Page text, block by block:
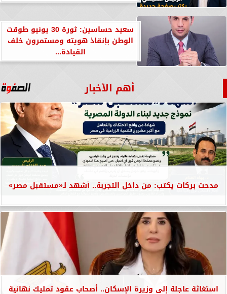
سعيد حساسين: ثورة 30 يونيو طوقت
الوطن بإنقاذ هويته ومستمرون خلف
القيادة...
أهم الأخبار
مدحت بركات يكتب: من داخل التجربة.. أشهد لـ«مستقبل مصر»
استغاثة عاجلة إلى وزيرة الإسكان.. أصحاب عقود تمليك نهائية